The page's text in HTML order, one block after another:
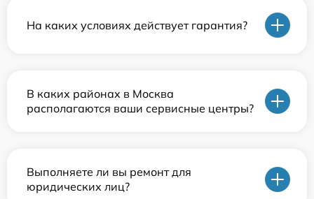
На каких условиях действует гарантия?
В каких районах в Москва
располагаются ваши сервисные центры?
Выполняете ли вы ремонт для
юридических лиц?